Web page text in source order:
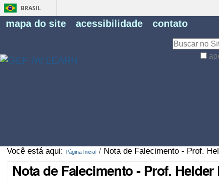
BRASIL
mapa do site acessibilidade contato
Você está aqui: Página Inicial / Nota de Falecimento - Prof.
Nota de Falecimento - Prof. Helder